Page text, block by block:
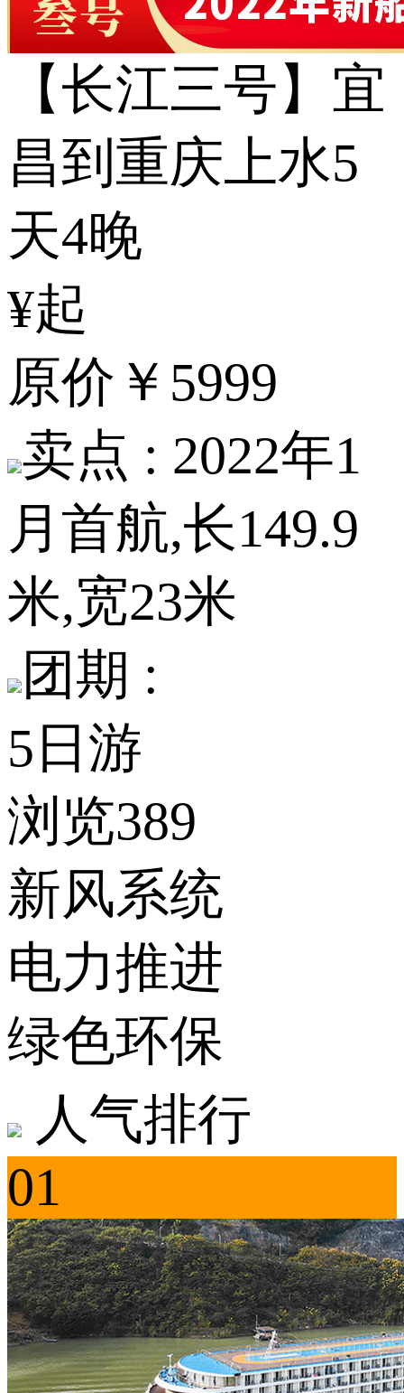
【长江三号】宜
昌到重庆上水5
天4晚
¥起
原价 ￥5999
卖点 : 2022年1
月首航,长149.9
米,宽23米
团期 :
5日游
浏览389
新风系统
电力推进
绿色环保
人气排行
01